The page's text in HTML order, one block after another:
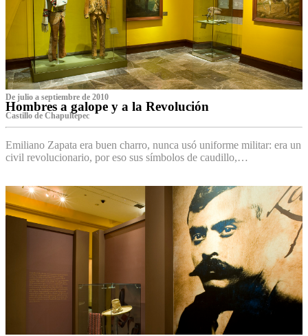
De julio a septiembre de 2010
Hombres a galope y a la Revolución
Castillo de Chapultepec
Emiliano Zapata era buen charro, nunca usó uniforme militar: era un
civil revolucionario, por eso sus símbolos de caudillo,…